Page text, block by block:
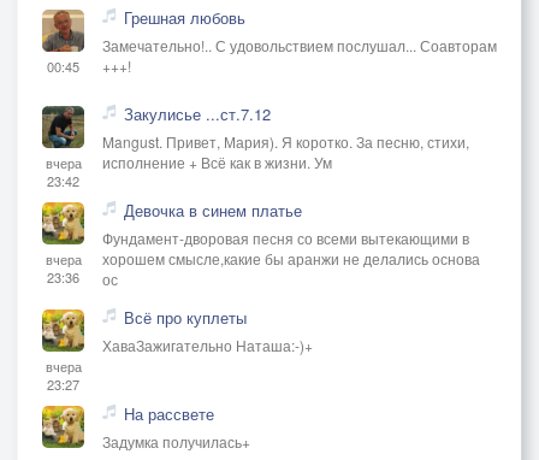
00:45
Грешная любовь
Замечательно!.. С удовольствием послушал... Соавторам
+++!
вчера
23:42
Закулисье ...ст.7.12
Mangust. Привет, Мария). Я коротко. За песню, стихи,
исполнение + Всё как в жизни. Ум
вчера
23:36
Девочка в синем платье
Фундамент-дворовая песня со всеми вытекающими в
хорошем смысле,какие бы аранжи не делались основа
ос
вчера
23:27
Всё про куплеты
ХаваЗажигательно Наташа:-)+
На рассвете
Задумка получилась+